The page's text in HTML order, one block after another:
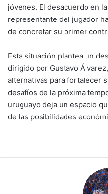
jóvenes. El desacuerdo en
representante del jugador
de concretar su primer
Esta situación plantea un
dirigido por Gustavo
alternativas para fortalecer
desafíos de la próxima
uruguayo deja un espacio
de las posibilidades